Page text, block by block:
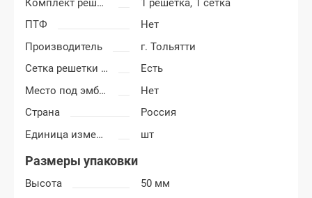
Комплект решетки
1 решетка, 1 сетка
ПТФ
Нет
Производитель
г. Тольятти
Сетка решетки радиатора
Есть
Место под эмблему
Нет
Страна
Россия
Единица измерения
шт
Размеры упаковки
Высота
50 мм